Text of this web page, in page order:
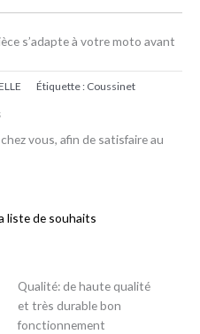
s’adapte à votre moto avant
Étiquette : Coussinet
vous, afin de satisfaire au
liste de souhaits
Qualité: de haute qualité
et très durable bon
fonctionnement